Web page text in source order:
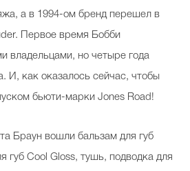
а в 1994-ом бренд перешел в
Первое время Бобби
владельцами, но четыре года
И, как оказалось сейчас, чтобы
бьюти-марки Jones Road!
Браун вошли бальзам для губ
губ Cool Gloss, тушь, подводка для